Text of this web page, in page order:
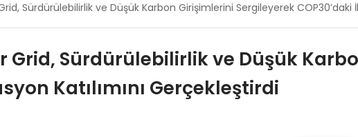
Sürdürülebilirlik ve Düşük Karbon Girişimlerini Sergileyerek COP30’daki
Grid, Sürdürülebilirlik ve Düşük
Katılımını Gerçekleştirdi